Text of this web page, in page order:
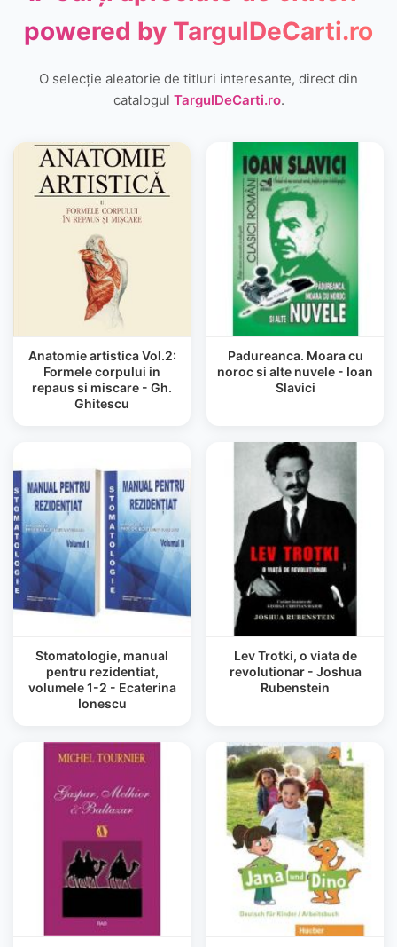
powered by TargulDeCarti.ro
O selecție aleatorie de titluri interesante, direct din
catalogul TargulDeCarti.ro.
Anatomie artistica Vol.2:
Formele corpului in
repaus si miscare - Gh.
Ghitescu
Padureanca. Moara cu
noroc si alte nuvele - Ioan
Slavici
Stomatologie, manual
pentru rezidentiat,
volumele 1-2 - Ecaterina
Ionescu
Lev Trotki, o viata de
revolutionar - Joshua
Rubenstein